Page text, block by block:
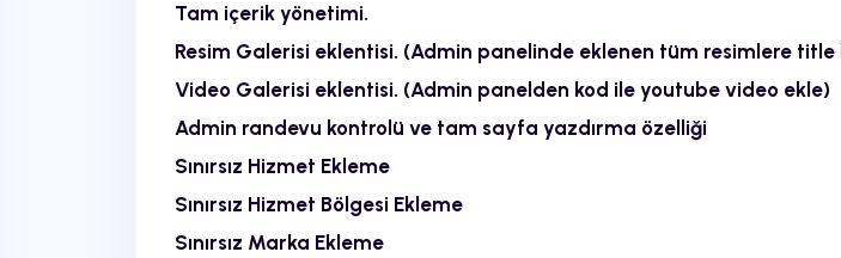
Tam içerik yönetimi.
Resim Galerisi eklentisi. (Admin panelinde eklenen tüm resimlere title
Video Galerisi eklentisi. (Admin panelden kod ile youtube video ekle)
Admin randevu kontrolü ve tam sayfa yazdırma özelliği
Sınırsız Hizmet Ekleme
Sınırsız Hizmet Bölgesi Ekleme
Sınırsız Marka Ekleme